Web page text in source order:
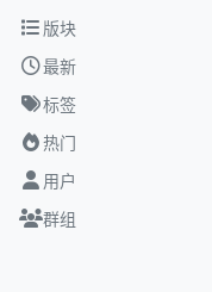
跳转至内容
版块
最新
标签
热门
用户
群组